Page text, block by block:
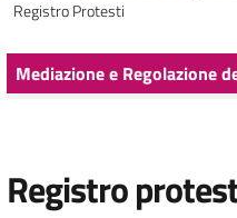
Registro Protesti
Mediazione e Regolazione
Registro